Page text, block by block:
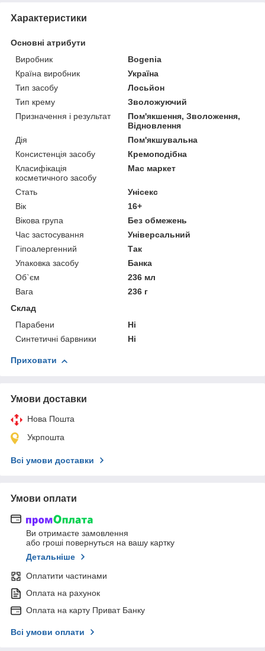
Характеристики
Основні атрибути
Виробник
Bogenia
Країна виробник
Україна
Тип засобу
Лосьйон
Тип крему
Зволожуючий
Призначення і результат
Пом'якшення, Зволоження,
Відновлення
Дія
Пом'якшувальна
Консистенція засобу
Кремоподібна
Класифікація
косметичного засобу
Мас маркет
Стать
Унісекс
Вік
16+
Вікова група
Без обмежень
Час застосування
Універсальний
Гіпоалергенний
Так
Упаковка засобу
Банка
Об`єм
236 мл
Вага
236 г
Склад
Парабени
Ні
Синтетичні барвники
Ні
Приховати
Умови доставки
Нова Пошта
Укрпошта
Всі умови доставки
Умови оплати
Ви отримаєте замовлення
або гроші повернуться на вашу картку
Детальніше
Оплатити частинами
Оплата на рахунок
Оплата на карту Приват Банку
Всі умови оплати